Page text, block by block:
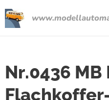
Nr.0436 MB